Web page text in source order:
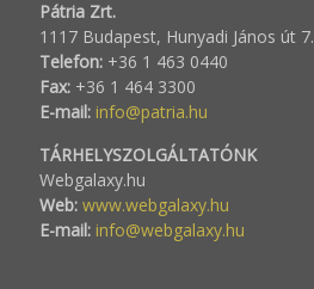
Pátria Zrt.
1117 Budapest, Hunyadi János út 7.
Telefon: +36 1 463 0440
Fax: +36 1 464 3300
E-mail: info@patria.hu
TÁRHELYSZOLGÁLTATÓNK
Webgalaxy.hu
Web: www.webgalaxy.hu
E-mail: info@webgalaxy.hu